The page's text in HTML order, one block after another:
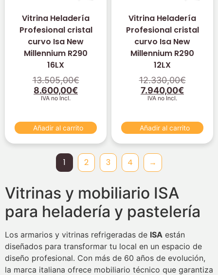
Vitrina Heladería
Profesional cristal
curvo Isa New
Millennium R290
16LX
13.505,00€
8.600,00€
IVA no Incl.
Añadir al carrito
Vitrina Heladería
Profesional cristal
curvo Isa New
Millennium R290
12LX
12.330,00€
7.940,00€
IVA no Incl.
Añadir al carrito
1 2 3 4 →
Vitrinas y mobiliario ISA
para heladería y pastelería
Los armarios y vitrinas refrigeradas de ISA están
diseñados para transformar tu local en un espacio de
diseño profesional. Con más de 60 años de evolución,
la marca italiana ofrece mobiliario técnico que garantiza